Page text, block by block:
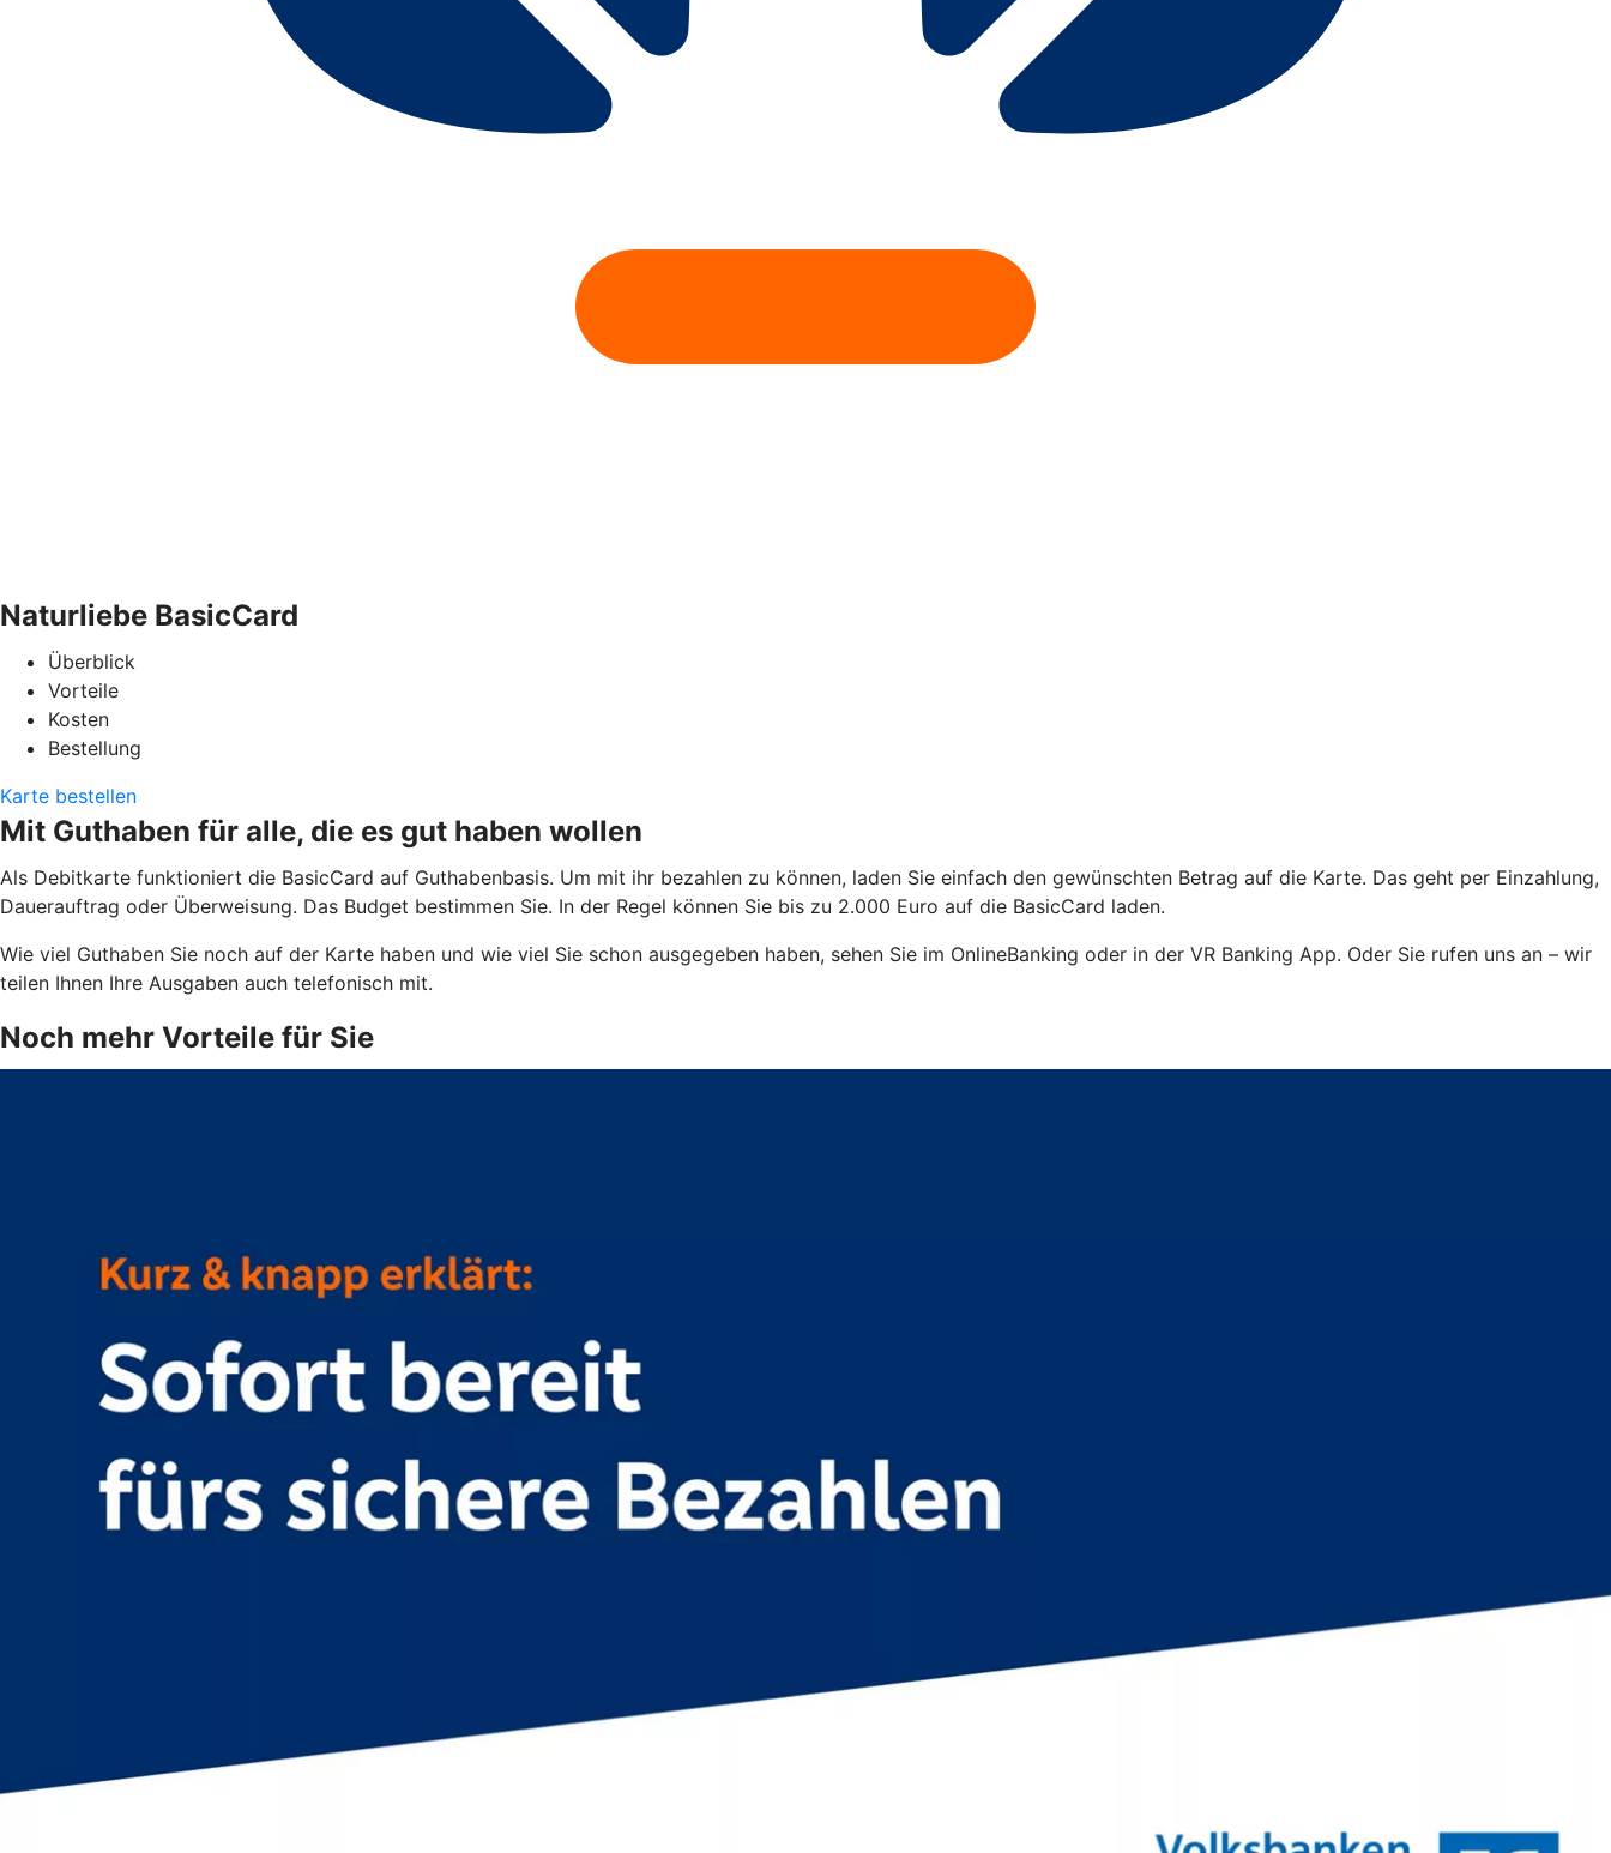
Naturliebe BasicCard
Überblick
Vorteile
Kosten
Bestellung
Karte bestellen
Mit Guthaben für alle, die es gut haben wollen
Als Debitkarte funktioniert die BasicCard auf Guthabenbasis. Um mit ihr bezahlen zu können, laden Sie einfach den gewünschten Betrag auf die Karte. Das geht per Einzahlung,
Dauerauftrag oder Überweisung. Das Budget bestimmen Sie. In der Regel können Sie bis zu 2.000 Euro auf die BasicCard laden.
Wie viel Guthaben Sie noch auf der Karte haben und wie viel Sie schon ausgegeben haben, sehen Sie im OnlineBanking oder in der VR Banking App. Oder Sie rufen uns an – wir
teilen Ihnen Ihre Ausgaben auch telefonisch mit.
Noch mehr Vorteile für Sie